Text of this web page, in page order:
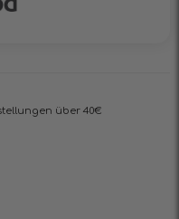
über 40€